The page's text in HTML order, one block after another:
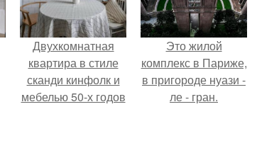
Двухкомнатная
квартира в стиле
сканди кинфолк и
мебелью 50-х годов
Это жилой
комплекс в Париже,
в пригороде нуази -
ле - гран.